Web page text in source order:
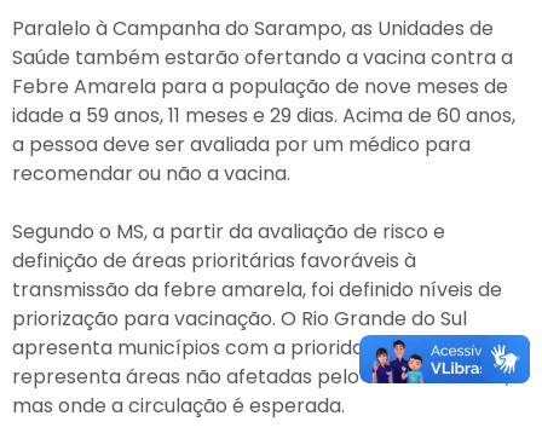
Paralelo à Campanha do Sarampo, as Unidades de
Saúde também estarão ofertando a vacina contra a
Febre Amarela para a população de nove meses de
idade a 59 anos, 11 meses e 29 dias. Acima de 60 anos,
a pessoa deve ser avaliada por um médico para
recomendar ou não a vacina.
Segundo o MS, a partir da avaliação de risco e
definição de áreas prioritárias favoráveis à
transmissão da febre amarela, foi definido níveis de
priorização para vacinação. O Rio Grande do Sul
apresenta municípios com a prioridade média, que
representa áreas não afetadas pelo vírus amarílico,
mas onde a circulação é esperada.